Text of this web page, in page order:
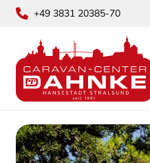
+49 3831 20385-70